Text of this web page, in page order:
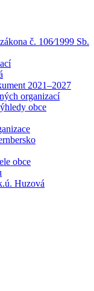
č. 106⁄1999 Sb.
2021–2027
organizací
obce
obce
Huzová